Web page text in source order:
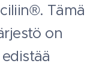
Tämä
on